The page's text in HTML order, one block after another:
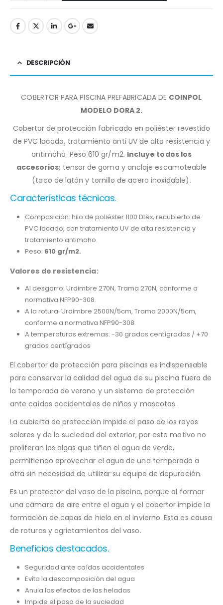
DESCRIPCIÓN
COBERTOR PARA PISCINA PREFABRICADA DE COINPOL
MODELO DORA 2.
Cobertor de protección fabricado en poliéster revestido
de PVC lacado, tratamiento anti UV de alta resistencia y
antimoho. Peso 610 gr/m2. Incluye todos los
accesorios; tensor de goma y anclaje escamoteable
(taco de latón y tornillo de acero inoxidable).
Características técnicas.
Composición: hilo de poliéster 1100 Dtex, recubierto de
PVC lacado, con tratamiento UV de alta resistencia y
tratamiento antimoho.
Peso: 610 gr/m2.
Valores de resistencia:
Al desgarro: Urdimbre 270N, Trama 270N, conforme a
normativa NFP90-308.
A la rotura: Urdimbre 2500N/5cm, Trama 2000N/5cm,
conforme a normativa NFP90-308.
A temperaturas extremas: -30 grados centígrados / +70
grados centígrados
El cobertor de protección para piscinas es indispensable
para conservar la calidad del agua de su piscina fuera de
la temporada de verano y un sistema de protección
ante caídas accidentales de niños y mascotas.
La cubierta de protección impide el paso de los rayos
solares y de la suciedad del exterior, por este motivo no
proliferan las algas que tiñen el agua de verde,
permitiendo aprovechar el agua de una temporada a
otra sin necesidad de utilizar su equipo de depuración.
Es un protector del vaso de la piscina, porque al formar
una cámara de aire entre el agua y el cobertor impide la
formación de capas de hielo en el invierno. Esta es causa
de roturas y agrietamientos del vaso.
Beneficios destacados.
Seguridad ante caídas accidentales
Evita la descomposición del agua
Anula los efectos de las heladas
Impide el paso de la suciedad